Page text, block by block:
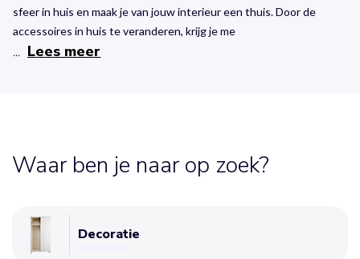
sfeer in huis en maak je van jouw interieur een thuis. Door de
accessoires in huis te veranderen, krijg je me
... Lees meer
Waar ben je naar op zoek?
Decoratie